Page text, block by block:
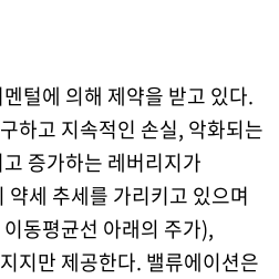
털에 의해 제약을 받고 있다.
하고 지속적인 손실, 악화되는
증가하는 레버리지가
세 추세를 가리키고 있으며
동평균선 아래의 주가),
지만 제공한다. 밸류에이션은